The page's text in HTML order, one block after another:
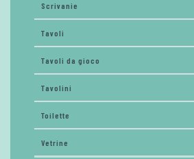
Scrivanie
Tavoli
Tavoli da gioco
Tavolini
Toilette
Vetrine